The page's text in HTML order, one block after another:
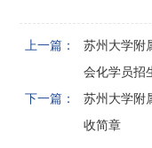
上一篇：
苏州大学附
会化学员招
下一篇：
苏州大学附
收简章